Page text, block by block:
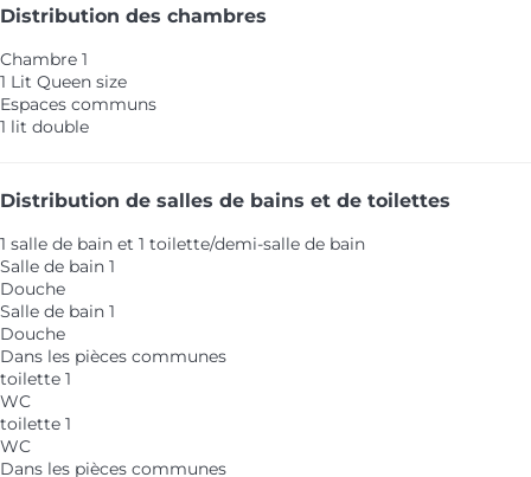
Distribution des chambres
Chambre 1
1 Lit Queen size
Espaces communs
1 lit double
Distribution de salles de bains et de toilettes
1 salle de bain et 1 toilette/demi-salle de bain
Salle de bain 1
Douche
Salle de bain 1
Douche
Dans les pièces communes
toilette 1
WC
toilette 1
WC
Dans les pièces communes